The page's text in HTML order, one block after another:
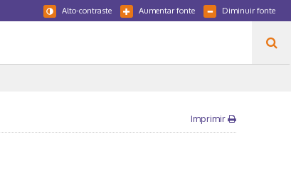
Diminuir fonte
Aumentar fonte
Alto-contraste
Imprimir